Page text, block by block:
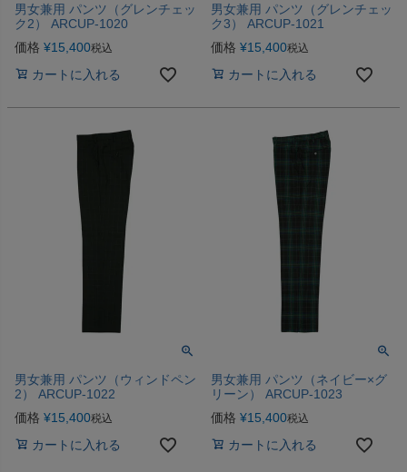
男女兼用 パンツ（グレンチェッ
ク2） ARCUP-1020
価格 ¥15,400税込
カートに入れる
男女兼用 パンツ（グレンチェッ
ク3） ARCUP-1021
価格 ¥15,400税込
カートに入れる
男女兼用 パンツ（ウィンドペン
2） ARCUP-1022
価格 ¥15,400税込
カートに入れる
男女兼用 パンツ（ネイビー×グ
リーン） ARCUP-1023
価格 ¥15,400税込
カートに入れる